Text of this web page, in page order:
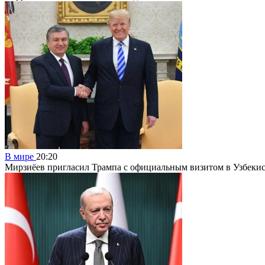
В мире 20:20
Мирзиёев пригласил Трампа с официальным визитом в